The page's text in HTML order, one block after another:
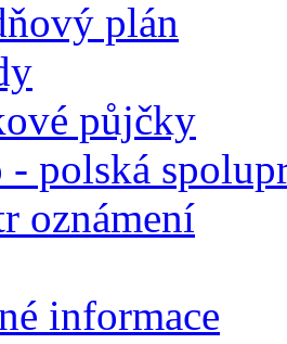
plán
půjčky
- polská
oznámení
informace